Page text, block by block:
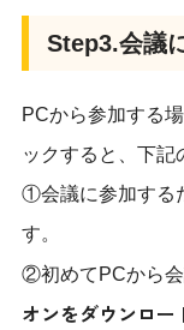
Step3.会議
PCから参加する
ックすると、下記
①会議に参加する
す。
②初めてPCから
オンをダウンロー